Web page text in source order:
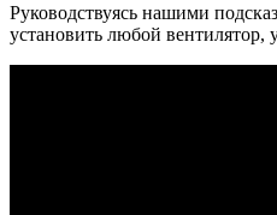
Руководствуясь нашими
установить любой вентилятор,